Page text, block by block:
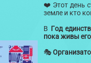
❤️ Этот день
земле и кто
В Год
пока живы
🎭